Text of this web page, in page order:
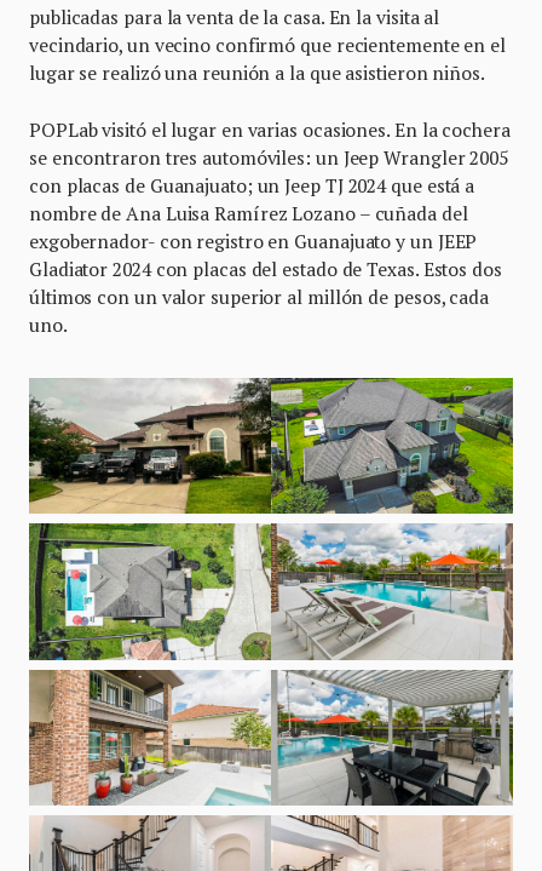
publicadas para la venta de la casa. En la visita al
vecindario, un vecino confirmó que recientemente en el
lugar se realizó una reunión a la que asistieron niños.
POPLab visitó el lugar en varias ocasiones. En la cochera
se encontraron tres automóviles: un Jeep Wrangler 2005
con placas de Guanajuato; un Jeep TJ 2024 que está a
nombre de Ana Luisa Ramírez Lozano – cuñada del
exgobernador- con registro en Guanajuato y un JEEP
Gladiator 2024 con placas del estado de Texas. Estos dos
últimos con un valor superior al millón de pesos, cada
uno.